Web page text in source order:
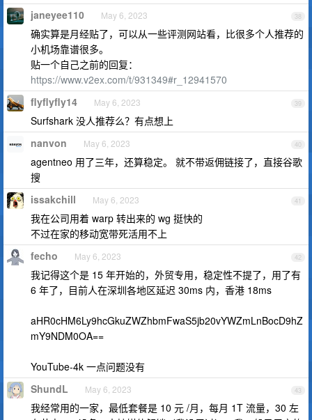
38
janeyee110 May 6, 2023
确实算是月经贴了，可以从一些评测网站看，比很多个人推荐的
小机场靠谱很多。
贴一个自己之前的回复：
https://www.v2ex.com/t/931349#r_12941570
39
flyflyfly14 May 6, 2023
Surfshark 没人推荐么？有点想上
40
nanvon May 6, 2023
agentneo 用了三年，还算稳定。 就不带返佣链接了，直接谷歌
搜
41
issakchill May 6, 2023
我在公司用着 warp 转出来的 wg 挺快的
不过在家的移动宽带死活用不上
42
fecho May 6, 2023
我记得这个是 15 年开始的，外贸专用，稳定性不提了，用了有
6 年了，目前人在深圳各地区延迟 30ms 内，香港 18ms
aHR0cHM6Ly9hcGkuZWZhbmFwaS5jb20vYWZmLnBocD9hZ
mY9NDM0OA==
YouTube-4k 一点问题没有
43
ShundL May 6, 2023
我经常用的一家，最低套餐是 10 元 /月，每月 1T 流量，30 左